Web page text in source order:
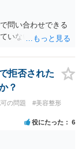
問い合わせできる
いないので。
拒否された
？
の問題
#美容整形
役にたった 6